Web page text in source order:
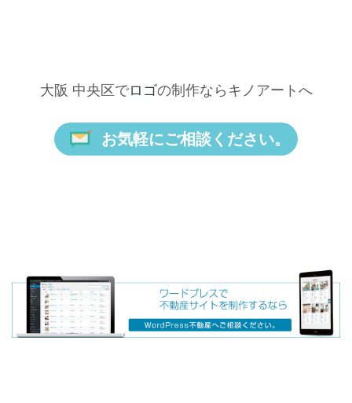
大阪 中央区でロゴの制作ならキノアートへ
お気軽にご相談ください。